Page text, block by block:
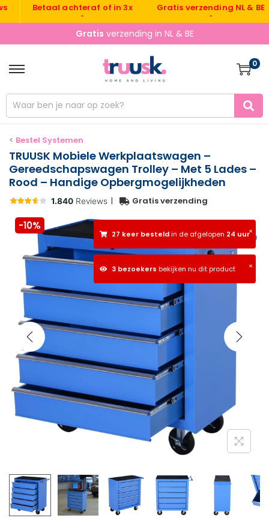
Betaal achteraf of in 3x Gratis verzending NL & BE
Gratis verzending in NL & BE
0
< Bestel Systemen
TRUUSK Mobiele Werkplaatswagen –
Gereedschapswagen Trolley – Met 5 Lades –
Rood – Handige Opbergmogelijkheden
| Gratis verzending
×
27 keer besteldin de afgelopen 24 uur
×
3 bezoekers bekijken nu dit product
-10%